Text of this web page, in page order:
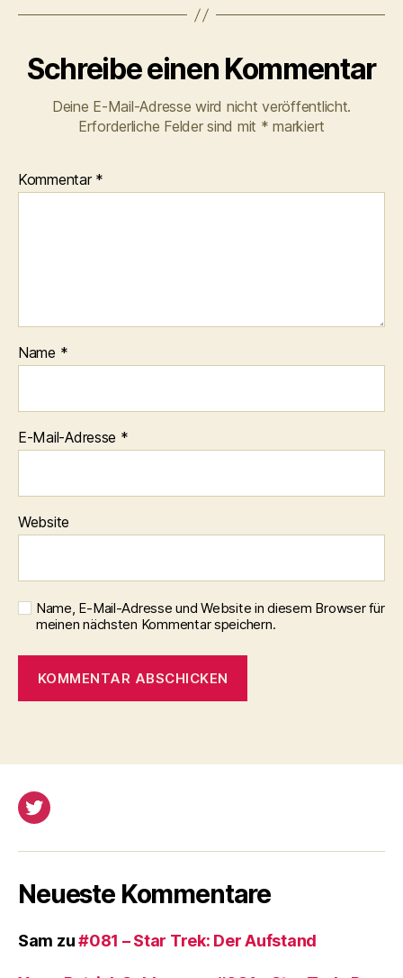
Schreibe einen Kommentar
Deine E-Mail-Adresse wird nicht veröffentlicht.
Erforderliche Felder sind mit * markiert
Kommentar *
Name *
E-Mail-Adresse *
Website
Name, E-Mail-Adresse und Website in diesem Browser für
meinen nächsten Kommentar speichern.
Twitter
Neueste Kommentare
Sam zu#081 – Star Trek: Der Aufstand